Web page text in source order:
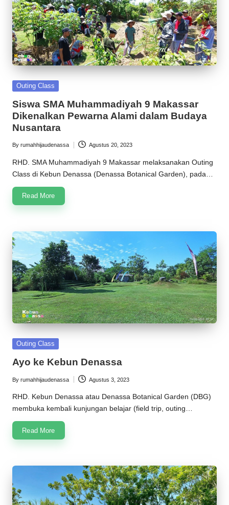
Posted
Outing Class
Siswa SMA Muhammadiyah 9 Makassar
Dikenalkan Pewarna Alami dalam Budaya
Nusantara
Posted
by
By rumahhijaudenassa Agustus 20, 2023
RHD. SMA Muhammadiyah 9 Makassar melaksanakan Outing
Class di Kebun Denassa (Denassa Botanical Garden), pada…
Read More
Posted
Outing Class
Ayo ke Kebun Denassa
Posted
by
By rumahhijaudenassa Agustus 3, 2023
RHD. Kebun Denassa atau Denassa Botanical Garden (DBG)
membuka kembali kunjungan belajar (field trip, outing…
Read More